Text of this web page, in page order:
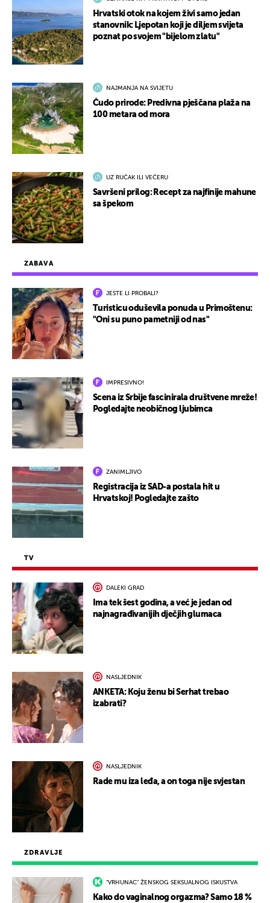
ZDRAVLJE
"VRHUNAC" ŽENSKOG SEKSUALNOG ISKUSTVA
Kako do vaginalnog orgazma? Samo 18 %
ZABAVA
JESTE LI PROBALI?
Turisticu oduševila ponuda u Primoštenu:
"Oni su puno pametniji od nas"
IMPRESIVNO!
Scena iz Srbije fascinirala društvene mreže!
Pogledajte neobičnog ljubimca
ZANIMLJIVO
Registracija iz SAD-a postala hit u
Hrvatskoj! Pogledajte zašto
TV
DALEKI GRAD
Ima tek šest godina, a već je jedan od
najnagrađivanijih dječjih glumaca
NASLJEDNIK
ANKETA: Koju ženu bi Serhat trebao
izabrati?
NASLJEDNIK
Rade mu iza leđa, a on toga nije svjestan
Hrvatski otok na kojem živi samo jedan
stanovnik: Ljepotan koji je diljem svijeta
poznat po svojem "bijelom zlatu"
NAJMANJA NA SVIJETU
Čudo prirode: Predivna pješčana plaža na
100 metara od mora
UZ RUČAK ILI VEČERU
Savršeni prilog: Recept za najfinije mahune
sa špekom